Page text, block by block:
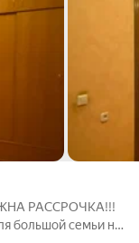
РАССРОЧКА!!!
большой семьи на